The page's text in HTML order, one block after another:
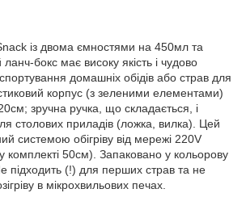
із двома ємностями на 450мл та
бокс має високу якість і чудово
домашніх обідів або страв для
корпус (з зеленими елементами)
зручна ручка, що складається, і
столових приладів (ложка, вилка). Цей
системою обігріву від мережі 220V
комплекті 50см). Запаковано у кольорову
підходить (!) для перших страв та не
в мікрохвильових печах.